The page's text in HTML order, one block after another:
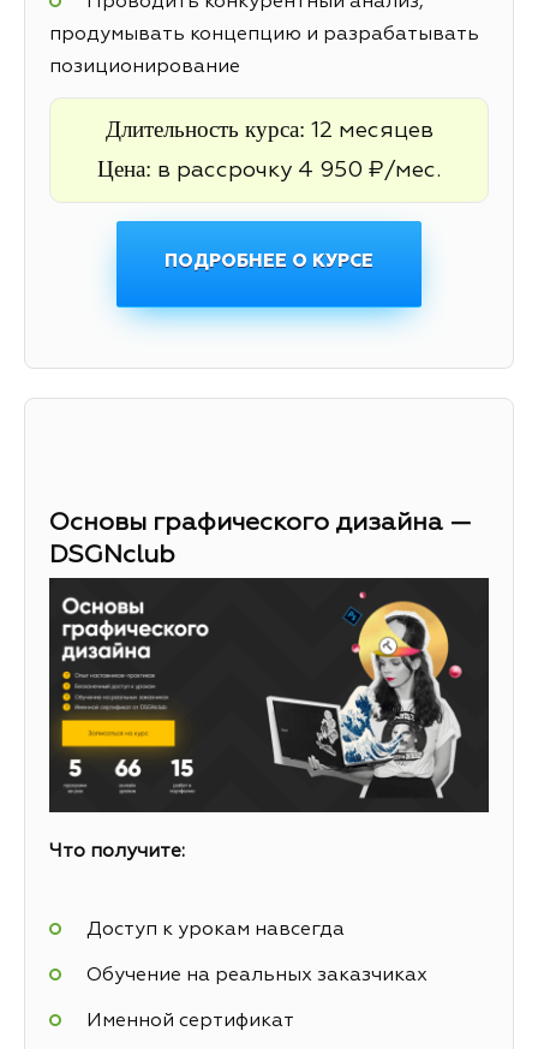
продумывать концепцию и разрабатывать
позиционирование
Длительность курса: 12 месяцев
Цена: в рассрочку 4 950 ₽/мес.
ПОДРОБНЕЕ О КУРСЕ
Основы графического дизайна —
DSGNclub
Что получите:
Доступ к урокам навсегда
Обучение на реальных заказчиках
Именной сертификат